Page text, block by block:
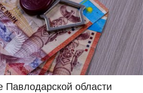
Павлодарской области